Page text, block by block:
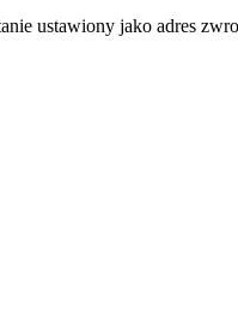
ustawiony jako adres